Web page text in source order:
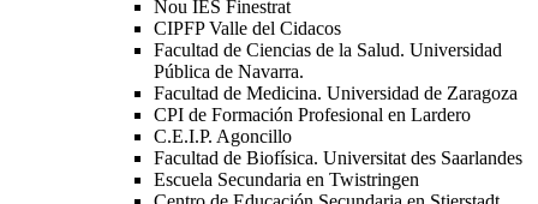
Nou IES Finestrat
CIPFP Valle del Cidacos
Facultad de Ciencias de la Salud. Universidad
Pública de Navarra.
Facultad de Medicina. Universidad de Zaragoza
CPI de Formación Profesional en Lardero
C.E.I.P. Agoncillo
Facultad de Biofísica. Universitat des Saarlandes
Escuela Secundaria en Twistringen